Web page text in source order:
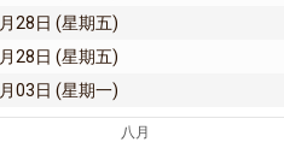
28日 (星期五)
28日 (星期五)
03日 (星期一)
八月